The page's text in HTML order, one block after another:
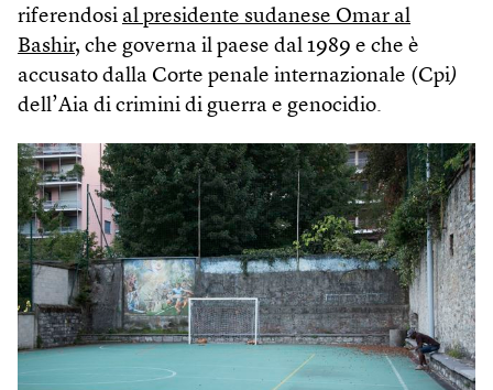
riferendosi al presidente sudanese Omar al
Bashir, che governa il paese dal 1989 e che è
accusato dalla Corte penale internazionale (Cpi)
dell’Aia di crimini di guerra e genocidio.